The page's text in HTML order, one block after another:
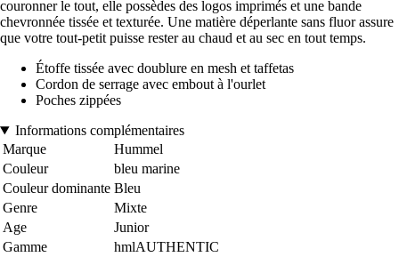
couronner le tout, elle possèdes des logos imprimés et une bande
chevronnée tissée et texturée. Une matière déperlante sans fluor assure
que votre tout-petit puisse rester au chaud et au sec en tout temps.
Étoffe tissée avec doublure en mesh et taffetas
Cordon de serrage avec embout à l'ourlet
Poches zippées
Informations complémentaires
Marque
Hummel
Couleur
bleu marine
Couleur dominante Bleu
Genre
Mixte
Age
Junior
Gamme
hmlAUTHENTIC